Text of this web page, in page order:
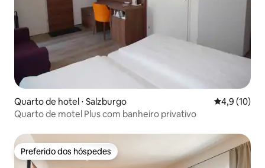
Quarto de hotel ⋅ Salzburgo 4,9 de uma
4,9 (10)
Quarto de motel Plus com banheiro privativo
Preferido dos hóspedes
Preferido dos hóspedes